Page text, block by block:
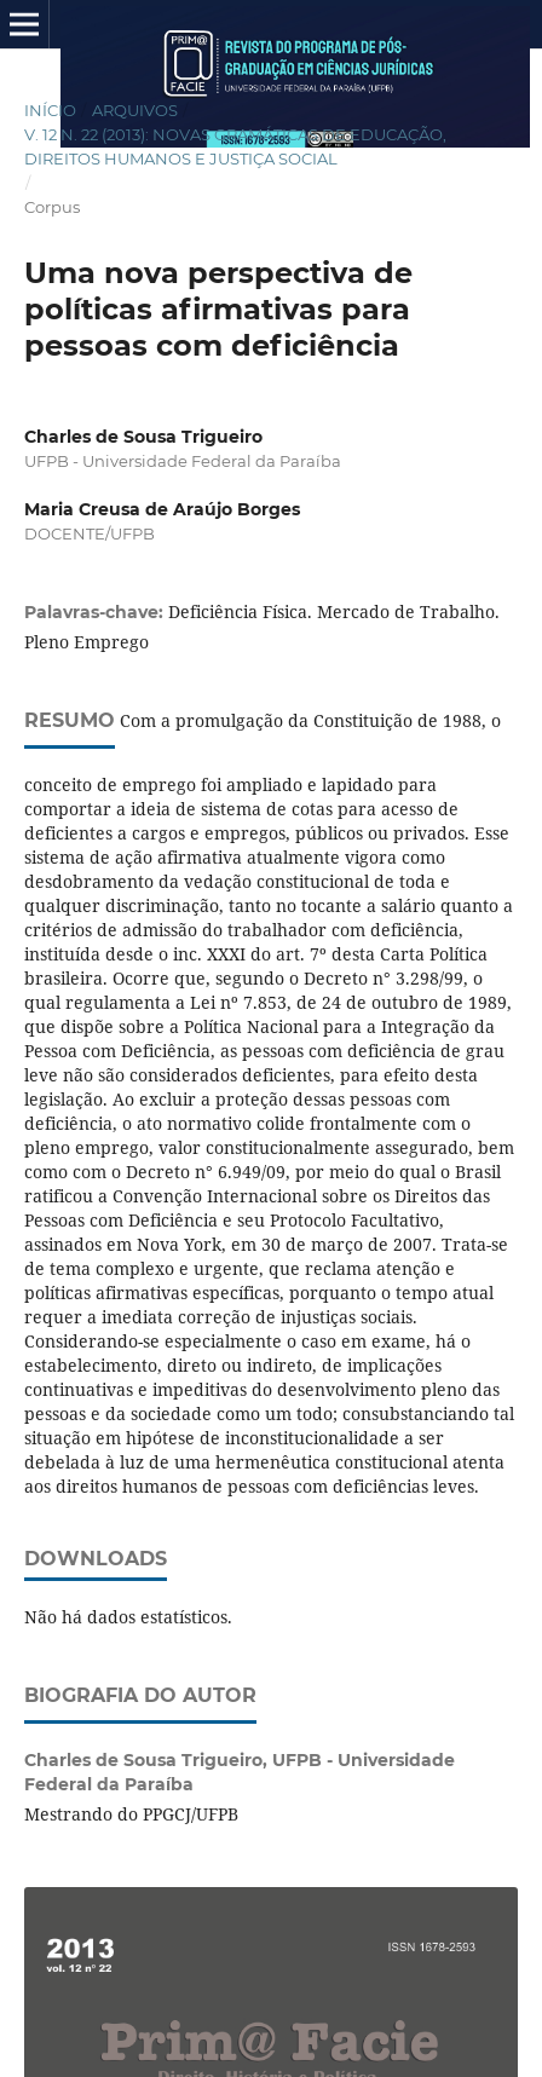
INÍCIO ARQUIVOS
V. 12 N. 22 (2013): NOVAS GRAMÁTICAS DE EDUCAÇÃO,
DIREITOS HUMANOS E JUSTIÇA SOCIAL
/
Corpus
Uma nova perspectiva de
políticas afirmativas para
pessoas com deficiência
Charles de Sousa Trigueiro
UFPB - Universidade Federal da Paraíba
Maria Creusa de Araújo Borges
DOCENTE/UFPB
Palavras-chave: Deficiência Física. Mercado de Trabalho.
Pleno Emprego
RESUMO Com a promulgação da Constituição de 1988, o
conceito de emprego foi ampliado e lapidado para
comportar a ideia de sistema de cotas para acesso de
deficientes a cargos e empregos, públicos ou privados. Esse
sistema de ação afirmativa atualmente vigora como
desdobramento da vedação constitucional de toda e
qualquer discriminação, tanto no tocante a salário quanto a
critérios de admissão do trabalhador com deficiência,
instituída desde o inc. XXXI do art. 7º desta Carta Política
brasileira. Ocorre que, segundo o Decreto n° 3.298/99, o
qual regulamenta a Lei nº 7.853, de 24 de outubro de 1989,
que dispõe sobre a Política Nacional para a Integração da
Pessoa com Deficiência, as pessoas com deficiência de grau
leve não são considerados deficientes, para efeito desta
legislação. Ao excluir a proteção dessas pessoas com
deficiência, o ato normativo colide frontalmente com o
pleno emprego, valor constitucionalmente assegurado, bem
como com o Decreto n° 6.949/09, por meio do qual o Brasil
ratificou a Convenção Internacional sobre os Direitos das
Pessoas com Deficiência e seu Protocolo Facultativo,
assinados em Nova York, em 30 de março de 2007. Trata-se
de tema complexo e urgente, que reclama atenção e
políticas afirmativas específicas, porquanto o tempo atual
requer a imediata correção de injustiças sociais.
Considerando-se especialmente o caso em exame, há o
estabelecimento, direto ou indireto, de implicações
continuativas e impeditivas do desenvolvimento pleno das
pessoas e da sociedade como um todo; consubstanciando tal
situação em hipótese de inconstitucionalidade a ser
debelada à luz de uma hermenêutica constitucional atenta
aos direitos humanos de pessoas com deficiências leves.
DOWNLOADS
Não há dados estatísticos.
BIOGRAFIA DO AUTOR
Charles de Sousa Trigueiro, UFPB - Universidade
Federal da Paraíba
Mestrando do PPGCJ/UFPB